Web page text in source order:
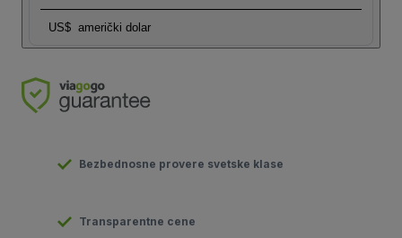
US$ američki dolar
Bezbednosne provere svetske klase
Transparentne cene